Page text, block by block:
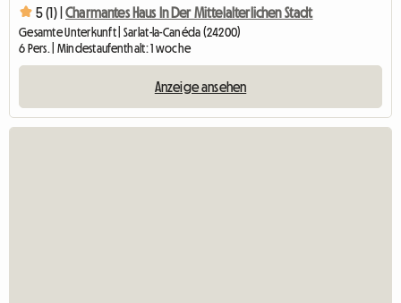
5 (1) | Charmantes Haus In Der Mittelalterlichen Stadt
Gesamte Unterkunft | Sarlat-la-Canéda (24200)
6 Pers. | Mindestaufenthalt: 1 woche
Anzeige ansehen